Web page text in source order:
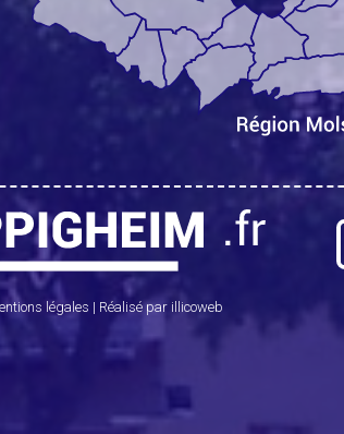
légales | Réalisé par illicoweb